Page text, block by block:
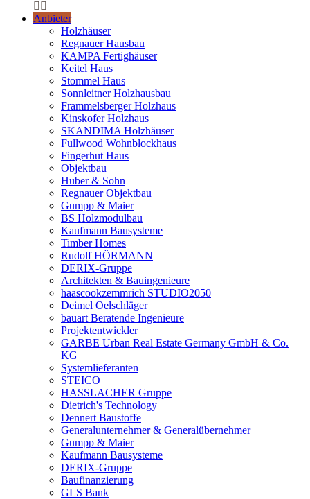
Anbieter
Holzhäuser
Regnauer Hausbau
KAMPA Fertighäuser
Keitel Haus
Stommel Haus
Sonnleitner Holzhausbau
Frammelsberger Holzhaus
Kinskofer Holzhaus
SKANDIMA Holzhäuser
Fullwood Wohnblockhaus
Fingerhut Haus
Objektbau
Huber & Sohn
Regnauer Objektbau
Gumpp & Maier
BS Holzmodulbau
Kaufmann Bausysteme
Timber Homes
Rudolf HÖRMANN
DERIX-Gruppe
Architekten & Bauingenieure
haascookzemmrich STUDIO2050
Deimel Oelschläger
bauart Beratende Ingenieure
Projektentwickler
GARBE Urban Real Estate Germany GmbH & Co.
KG
Systemlieferanten
STEICO
HASSLACHER Gruppe
Dietrich's Technology
Dennert Baustoffe
Generalunternehmer & Generalübernehmer
Gumpp & Maier
Kaufmann Bausysteme
DERIX-Gruppe
Baufinanzierung
GLS Bank